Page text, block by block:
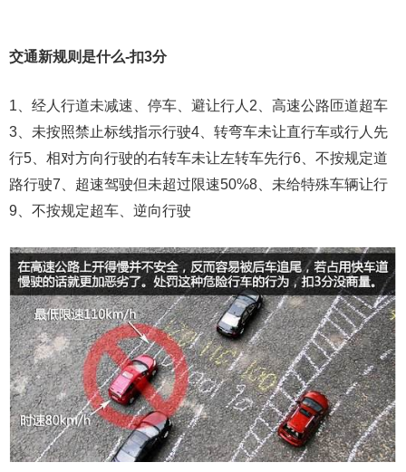
交通新规则是什么-扣3分
1、经人行道未减速、停车、避让行人2、高速公路匝道超车
3、未按照禁止标线指示行驶4、转弯车未让直行车或行人先
行5、相对方向行驶的右转车未让左转车先行6、不按规定道
路行驶7、超速驾驶但未超过限速50%8、未给特殊车辆让行
9、不按规定超车、逆向行驶